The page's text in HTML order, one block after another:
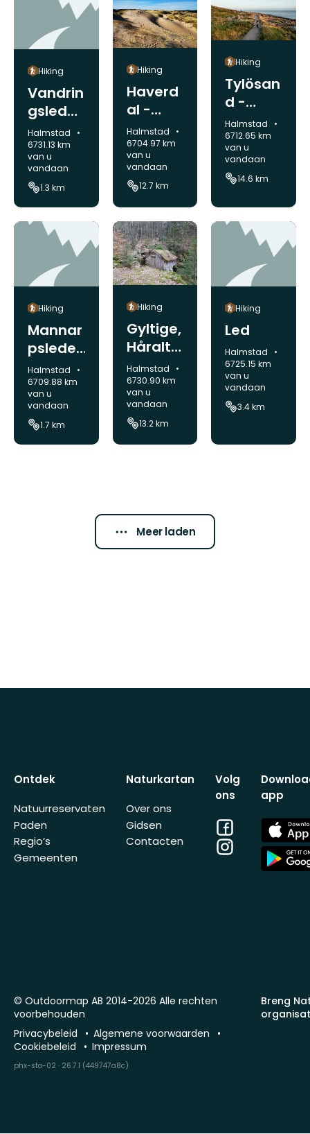
Hiking
Vandrin
gsled
1,3 km
Gemeente:
Halmstad
6731.13 km
van u
vandaan
1.3 km
Hiking
Haverd
al -
Tylösan
d,
Halland
sleden
Gemeente:
Halmstad
6704.97 km
van u
vandaan
12.7 km
Hiking
Tylösan
d -
Halmst
ad C,
Halland
sleden
Gemeente:
Halmstad
6712.65 km
van u
vandaan
14.6 km
Hiking
Mannar
pslede
n
Gemeente:
Halmstad
6709.88 km
van u
vandaan
1.7 km
Hiking
Gyltige,
Håraltsj
ön Runt
- vit led
Gemeente:
Halmstad
6730.90 km
van u
vandaan
13.2 km
Hiking
Led
Gemeente:
Halmstad
6725.15 km
van u
vandaan
3.4 km
Meer laden
Ontdek
Natuurreservaten
Paden
Regio’s
Gemeenten
Naturkartan
Over ons
Gidsen
Contacten
Volg
ons
Facebook
Instagram
app
App
Store
App
Store
Breng
© Outdoormap AB 2014-2026 Alle rechten
voorbehouden
Privacybeleid
Algemene voorwaarden
Cookiebeleid
Impressum
phx-sto-02 · 26.7.1 (449747a8c)